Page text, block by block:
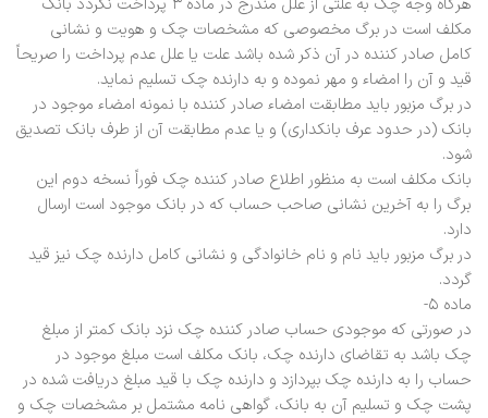
مکلف است در برگ مخصوصی که مشخصات چک و هویت و نشانی
کامل صادر کننده در آن ذکر شده باشد علت یا علل عدم پرداخت را صریحاً
قید و آن را امضاء و مهر نموده و به دارنده چک تسلیم نماید.
در برگ مزبور باید مطابقت امضاء صادر کننده با نمونه امضاء موجود در
بانک (در حدود عرف بانکداری) و یا عدم مطابقت آن از طرف بانک تصدیق
شود.
بانک مکلف است به منظور اطلاع صادر کننده چک فوراً نسخه دوم این
برگ را به آخرین نشانی صاحب حساب که در بانک موجود است ارسال
دارد.
در برگ مزبور باید نام و نام خانوادگی و نشانی کامل دارنده چک نیز قید
گردد.
ماده ۵-
در صورتی که موجودی حساب صادر کننده چک نزد بانک کمتر از مبلغ
چک باشد به تقاضای دارنده چک، بانک مکلف است مبلغ موجود در
حساب را به دارنده چک بپردازد و دارنده چک با قید مبلغ دریافت شده در
پشت چک و تسلیم آن به بانک، گواهی نامه مشتمل بر مشخصات چک و